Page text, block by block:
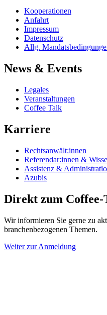
Kooperationen
Anfahrt
Impressum
Datenschutz
Allg.
News & Events
Legales
Veranstaltungen
Coffee Talk
Karriere
Rechtsanwält:innen
Referendar:innen &
Assistenz &
Azubis
Direkt zum Coffee-
Wir informieren Sie gerne zu
branchenbezogenen Themen.
Weiter zur Anmeldung